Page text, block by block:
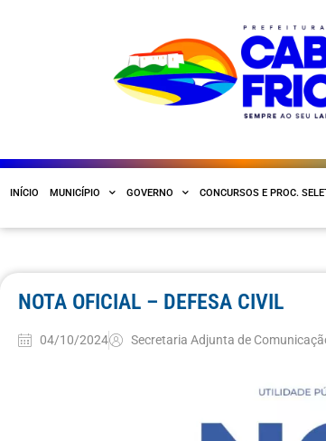
INÍCIO MUNICÍPIO GOVERNO CONCURSOS E PROC.
NOTA OFICIAL – DEFESA CIVIL
04/10/2024 Secretaria Adjunta de